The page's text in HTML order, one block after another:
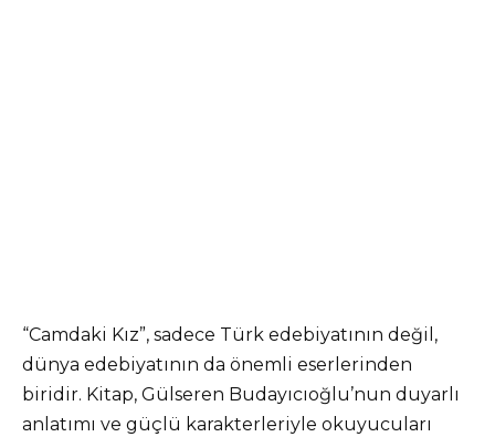
“Camdaki Kız”, sadece Türk edebiyatının değil,
dünya edebiyatının da önemli eserlerinden
biridir. Kitap, Gülseren Budayıcıoğlu’nun duyarlı
anlatımı ve güçlü karakterleriyle okuyucuları